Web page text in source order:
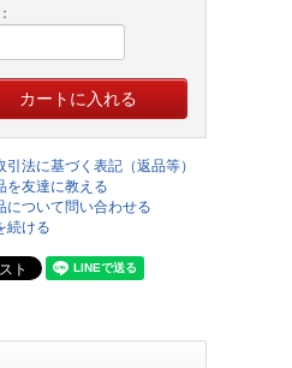
引法に基づく表記（返品等）
を友達に教える
について問い合わせる
続ける